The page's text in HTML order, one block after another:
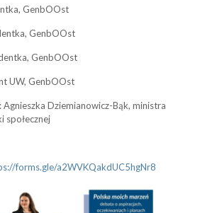
GenbOOst
GenbOOst
GenbOOst
UW, GenbOOst
Dziemianowicz-Bąk, ministra
społecznej
forms.gle/a2WVKQakdUC5hgNr8